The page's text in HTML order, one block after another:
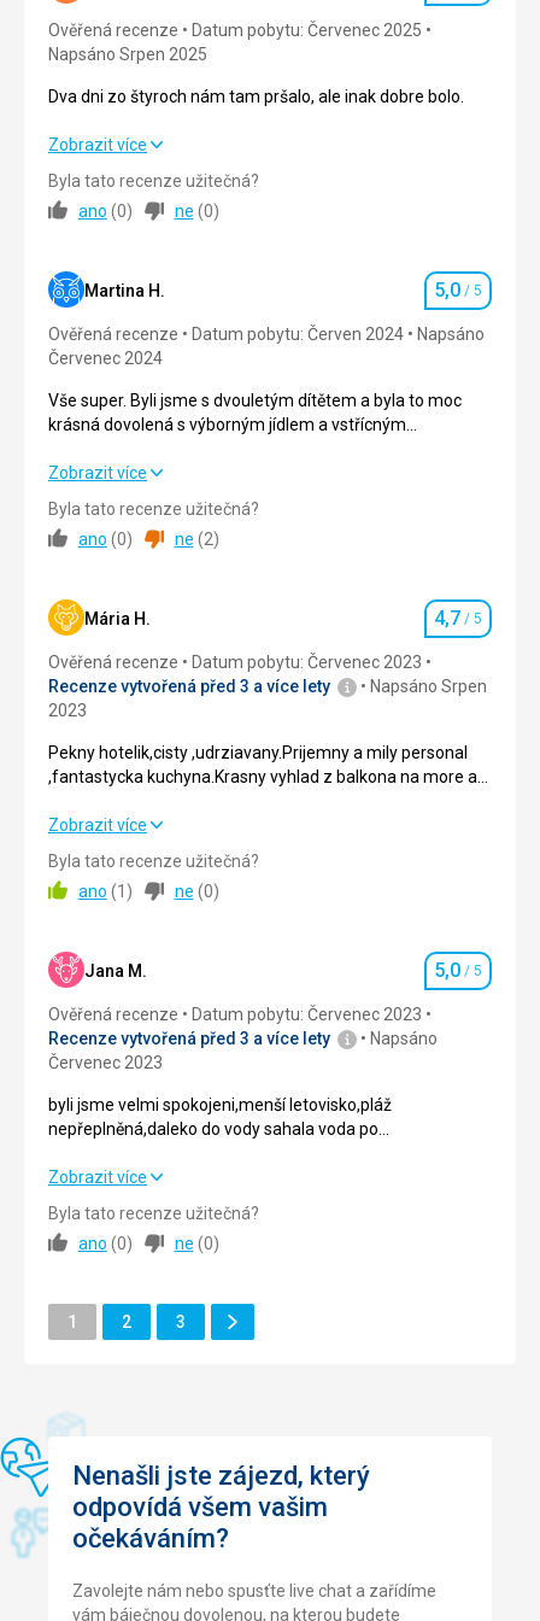
Služby
Pláž
Plážový servis se slevou (14EUR/den za 2 lehátka a
slunečník), výběr ze dvou (v podstatě totožných) areálů.
Hned u hotelu.
pláže, mělké i daleko od břehu.
Strava
Snídaně stejné, ale vždy je z čeho si vybrat. Šunka, sýr,
salám, mortadela, zelenina, jogurty, paštiky, sladkého co
Večeře výběr z menu, jde o to mít štěstí při výběru, kvalita
jednotlivých pokrmů kolísavá. Vždy je k dispozic salátový
Pokoj menší, s terasou v nejvyšším patře. V podstatě
spokojenost.
Personál perfektní, jak na recepci, tak obsluha v jídelně i u
baru (zejména).
Bazén i vířivka v pořádku, dostatek lehátek.
Ověřená recenze
Datum pobytu: Červenec 2025
Napsáno Srpen 2025
Dva dni zo štyroch nám tam pršalo, ale inak dobre bolo.
Dva dni zo štyroch nám tam pršalo, ale inak dobre bolo.
Strava
Okolí 4,0/ 5
Služby 4,0/ 5
Zobrazit více
Byla tato recenze užitečná?
ano (0) ne (0)
Martina H. Hodnocení
5,0 / 5
Ověřená recenze Datum pobytu: Červen 2024
Napsáno
Červenec 2024
Vše super. Byli jsme s dvouletým dítětem a byla to moc
krásná dovolená s výborným jídlem a vstřícným
Vše super. Byli jsme s dvouletým dítětem a byla to moc
personálem.
Ubytování 5,0/ 5
Okolí
Služby
Cena 5,0
Zobrazit více
Byla tato recenze užitečná?
ano (0) ne (2)
Mária H. Hodnocení
4,7 / 5
Ověřená recenze
Datum pobytu: Červenec 2023
Recenze vytvořená před 3 a více lety
Napsáno Srpen
2023
Pekny hotelik,cisty ,udrziavany.Prijemny a mily personal
,fantastycka kuchyna.Krasny vyhlad z balkona na more a
Pekny hotelik,cisty ,udrziavany.Prijemny a mily personal
pekne okolie.Velmi radi sa znovu vratime.
Ubytování 4,0/ 5
Okolí
Služby
Cena
Zobrazit více
Byla tato recenze užitečná?
ano (1 ) ne (0)
Jana M. Hodnocení
5,0 / 5
Ověřená recenze
Datum pobytu: Červenec 2023
Recenze vytvořená před 3 a více lety
Napsáno
Červenec 2023
byli jsme velmi spokojeni,menší letovisko,pláž
nepřeplněná,daleko do vody sahala voda po
byli jsme velmi spokojeni,menší letovisko,pláž
kolena,vhodné pro malé děti.Žádné velké vlny.
Ubytování
Služby
Cena
Pláž
pláži různé butiky,kde bylo možno koupit si
kávu,zmrzlinu,pití a jiné občerstvení.
Zobrazit více
Byla tato recenze užitečná?
ano (0) ne (0)
Stránka
1 Stránka
2 Stránka
3
Další
Stránka
Nenašli jste zájezd, který
odpovídá všem vašim
očekáváním?
Zavolejte nám nebo spusťte live chat a zařídíme
vám báječnou dovolenou, na kterou budete